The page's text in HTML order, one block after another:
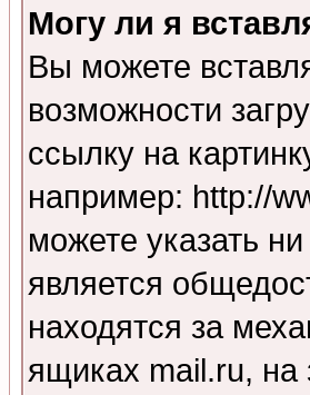
Могу ли я
Вы можете
возможности
ссылку на
например: http://
можете указать
является
находятся за
ящиках mail.ru,